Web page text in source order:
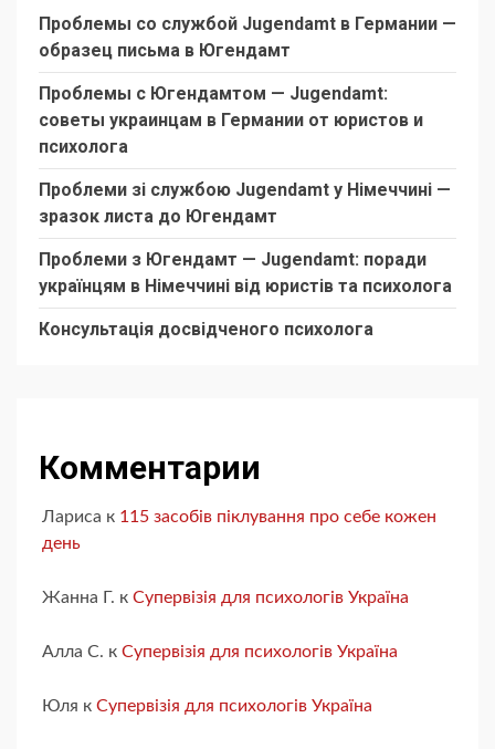
Проблемы со службой Jugendamt в Германии —
образец письма в Югендамт
Проблемы с Югендамтом — Jugendamt:
советы украинцам в Германии от юристов и
психолога
Проблеми зі службою Jugendamt у Німеччині —
зразок листа до Югендамт
Проблеми з Югендамт — Jugendamt: поради
українцям в Німеччині від юристів та психолога
Консультація досвідченого психолога
Комментарии
Лариса к 115 засобів піклування про себе кожен
день
Жанна Г. к Супервізія для психологів Україна
Алла С. к Супервізія для психологів Україна
Юля к Супервізія для психологів Україна